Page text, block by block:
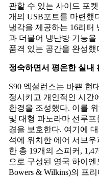
관할 수 있는 사이드 포
개의 USB포트를 마련했
냉각을 제공하는 16리터
과 더불어 냉난방 기능
품격 있는 공간을 완성했
정숙하면서 평온한 실내
S90 엑설런스는 바쁜 현
정시키고 개인적인 시간
환경을 조성했다. 이를
및 대형 파노라마 선루
경을 보호한다. 여기에
석에 위치한 에어 서브우
한 총 19개의 스피커,
으로 구성된 영국 하이
Bowers & Wilkins)의 프